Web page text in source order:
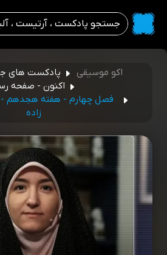
اکو موسیقی
پادکست های
اکنون - صفحه
فصل چهارم - هفته هجدهم
زاده